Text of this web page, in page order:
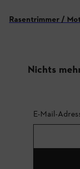
Rasentrimmer /
Nichts
E-Mail-